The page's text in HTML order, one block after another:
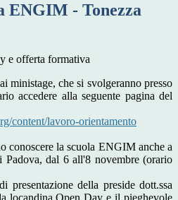
ENGIM - Tonezza
ministage, che si svolgeranno presso
accedere alla seguente pagina del
content/lavoro-orientamento
conoscere la scuola ENGIM anche a
Padova, dal 6 all'8 novembre (orario
presentazione della preside dott.ssa